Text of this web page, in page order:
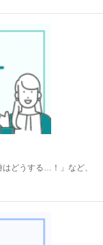
はどうする…！」など、